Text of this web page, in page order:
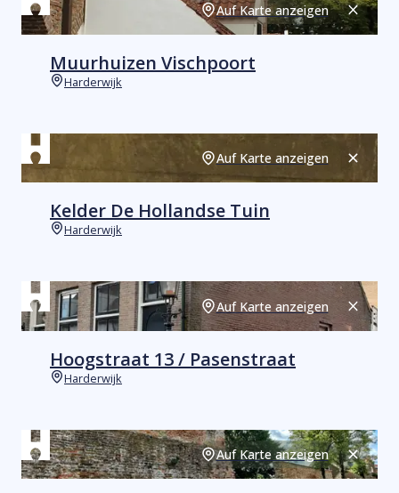
Auf Karte anzeigen
Muurhuizen Vischpoort
Harderwijk
Auf Karte anzeigen
Kelder De Hollandse Tuin
Harderwijk
Auf Karte anzeigen
Hoogstraat 13 / Pasenstraat
Harderwijk
Auf Karte anzeigen